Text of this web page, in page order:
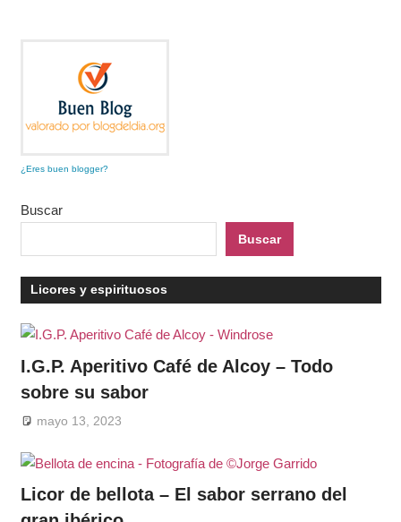
¿Eres buen blogger?
Buscar
Buscar
Licores y espirituosos
I.G.P. Aperitivo Café de Alcoy – Todo
sobre su sabor
mayo 13, 2023
Licor de bellota – El sabor serrano del